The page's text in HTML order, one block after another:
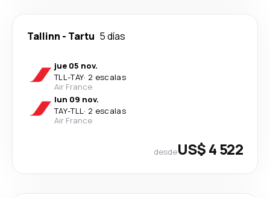
Tallinn - Tartu 5 días
jue 05 nov.
TLL-TAY· 2 escalas
Air France
lun 09 nov.
TAY-TLL· 2 escalas
Air France
desdeUS$ 4 522